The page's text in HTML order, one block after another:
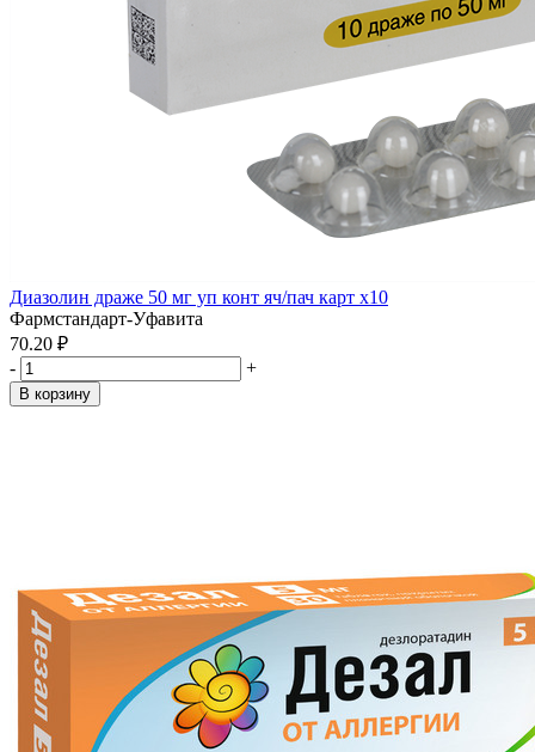
Диазолин драже 50 мг уп конт яч/пач карт x10
Фармстандарт-Уфавита
70.20 ₽
-
+
В корзину